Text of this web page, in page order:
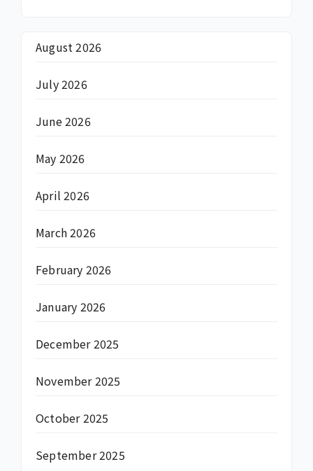
August 2026
July 2026
June 2026
May 2026
April 2026
March 2026
February 2026
January 2026
December 2025
November 2025
October 2025
September 2025